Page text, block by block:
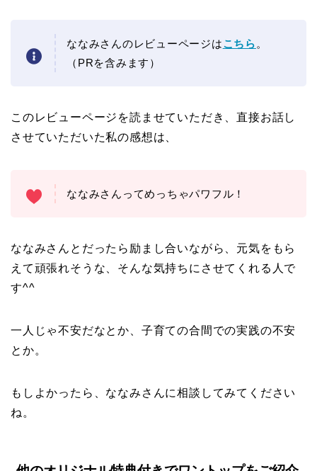
ななみさんのレビューページはこちら 。
（PRを含みます）
このレビューページを読ませていただき、直接お話し
させていただいた私の感想は、
ななみさんってめっちゃパワフル！
ななみさんとだったら励まし合いながら、元気をもら
えて頑張れそうな、そんな気持ちにさせてくれる人で
す^^
一人じゃ不安だなとか、子育ての合間での実践の不安
とか。
もしよかったら、ななみさんに相談してみてください
ね。